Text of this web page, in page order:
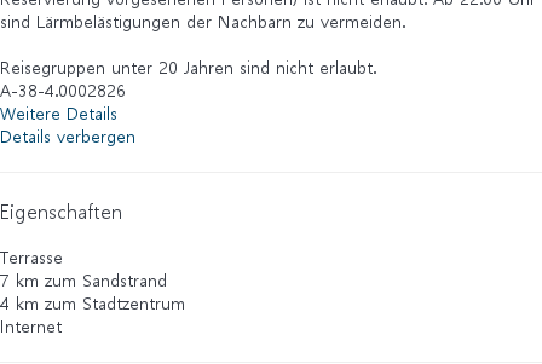
sind Lärmbelästigungen der Nachbarn zu vermeiden.
Reisegruppen unter 20 Jahren sind nicht erlaubt.
A-38-4.0002826
Weitere Details
Details verbergen
Eigenschaften
Terrasse
7 km zum Sandstrand
4 km zum Stadtzentrum
Internet